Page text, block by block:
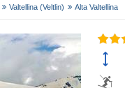
Valtellina (Veltlin) Alta Valtellina